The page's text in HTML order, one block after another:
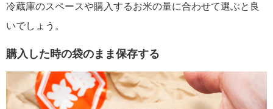
冷蔵庫のスペースや購入するお米の量に合わせて選ぶと良
いでしょう。
購入した時の袋のまま保存する